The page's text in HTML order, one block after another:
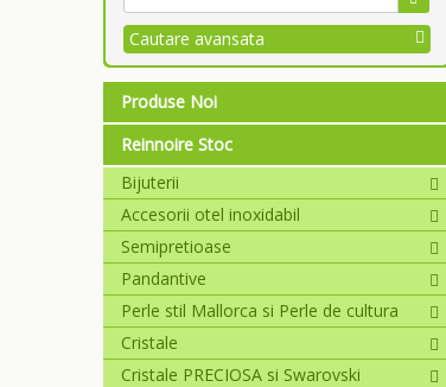
Cautare avansata
Produse Noi
Reinnoire Stoc
Bijuterii
Accesorii otel inoxidabil
Semipretioase
Pandantive
Perle stil Mallorca si Perle de cultura
Cristale
Cristale PRECIOSA si Swarovski